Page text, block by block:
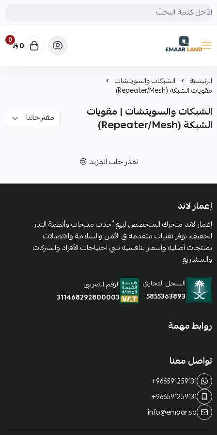
إعمار لاند
0 0
الرئيسية الشبكات والسويتشات
مقويات الشبكة (Repeater/Mesh)
الشبكات والسويتشات | مقويات
الشبكة (Repeater/Mesh)
تعذر جلب المزيد 😢
إعمار لاند
إعمار لاند متجرك المتخصص لبيع أحدث منتجات وأنظمة التيار
الخفيف. نوفر تقنيات متقدمة في الأمن والسلامة والاتصالات
بمنتجات أصلية وأسعار تنافسية تلبي احتياجات الأفراد والشركات
والمشاريع.
السجل التجاري
5855363893
الرقم الضريبي
311468292800003
روابط مهمة
تواصل معنا
+966591259131
+966591259131
info@emaar.sa